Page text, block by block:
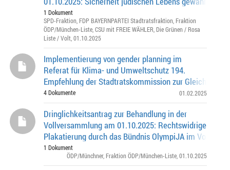
1 Dokument
SPD-Fraktion FDP BAYERNPARTEI Stadtratsfraktion Fraktion
ÖDP/München-Liste CSU mit FREIE WÄHLER Die Grünen / Rosa
Liste / Volt , 01.10.2025
Implementierung von gender planning im
Referat für Klima- und Umweltschutz 194.
Empfehlung der Stadtratskommission zur
Frauen vom 22.02.2024
4 Dokumente 01.02.2025
Dringlichkeitsantrag zur Behandlung in der
Vollversammlung am 01.10.2025: Rechtswidrige
Plakatierung durch das Bündnis OlympiJA im Vorfeld
Bürgerentscheids am 26.10.2025 entfernen!
1 Dokument
ÖDP/Münchner, Fraktion ÖDP/München-Liste , 01.10.2025